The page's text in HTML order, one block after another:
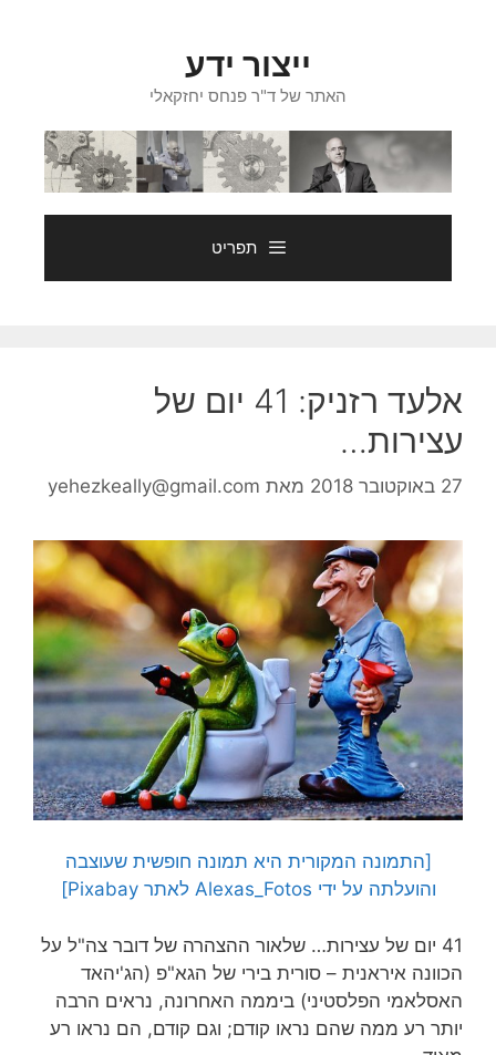
ייצור ידע
האתר של ד"ר פנחס יחזקאלי
תפריט
אלעד רזניק: 41 יום של
עצירות…
27 באוקטובר 2018 מאת yehezkeally@gmail.com
[התמונה המקורית היא תמונה חופשית שעוצבה
והועלתה על ידי Alexas_Fotos לאתר Pixabay]
41 יום של עצירות… שלאור ההצהרה של דובר צה"ל על
הכוונה איראנית – סורית בירי של הגא"פ (הג'יהאד
האסלאמי הפלסטיני) ביממה האחרונה, נראים הרבה
יותר רע ממה שהם נראו קודם; וגם קודם, הם נראו רע